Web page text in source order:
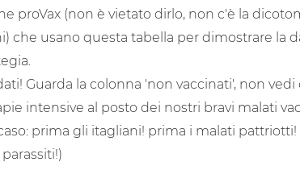
proVax (non è vietato dirlo, non c'è la
che usano questa tabella per dimostrare la
Guarda la colonna 'non vaccinati', non
intensive al posto dei nostri bravi malati
prima gli itagliani! prima i malati